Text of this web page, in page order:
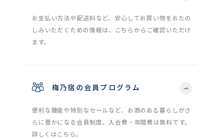
お支払い方法や配送料など、安心してお買い物をおたの
しみいただくための情報は、こちらからご確認いただけ
ます。
梅乃宿の会員プログラム
便利な機能や特別なセールなど、お酒のある暮らしがさ
らに豊かになる会員制度。入会費・年間費は無料です。
詳しくはこちら。